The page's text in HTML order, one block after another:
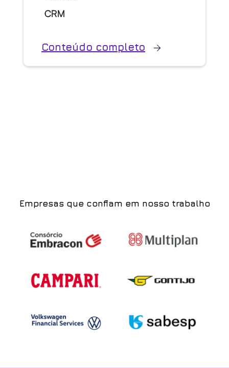
CRM
Conteúdo completo
Empresas que confiam em nosso trabalho